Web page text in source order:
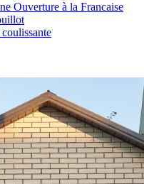
Ouverture à la Francaise